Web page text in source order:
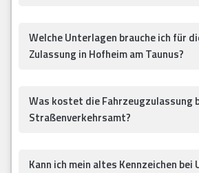
Welche Unterlagen brauche ich für
Zulassung in Hofheim am Taunus?
Was kostet die Fahrzeugzulassung
Straßenverkehrsamt?
Kann ich mein altes Kennzeichen bei